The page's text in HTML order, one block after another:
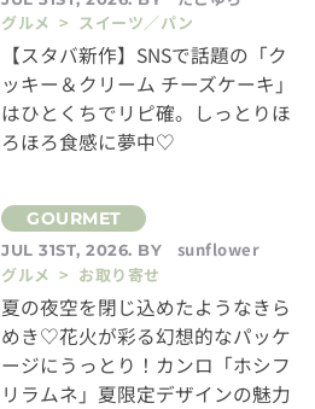
グルメ > スイーツ／パン
【スタバ新作】SNSで話題の「ク
ッキー＆クリーム チーズケーキ」
はひとくちでリピ確。しっとりほ
ろほろ食感に夢中♡
JUL 31ST, 2026. BY
sunflower
グルメ > お取り寄せ
夏の夜空を閉じ込めたようなきら
めき♡花火が彩る幻想的なパッケ
ージにうっとり！カンロ「ホシフ
リラムネ」夏限定デザインの魅力